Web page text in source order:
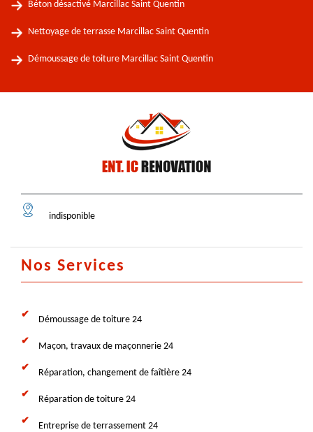
Béton désactivé Marcillac Saint Quentin
Nettoyage de terrasse Marcillac Saint Quentin
Démoussage de toiture Marcillac Saint Quentin
indisponible
Nos Services
Démoussage de toiture 24
Maçon, travaux de maçonnerie 24
Réparation, changement de faîtière 24
Réparation de toiture 24
Entreprise de terrassement 24